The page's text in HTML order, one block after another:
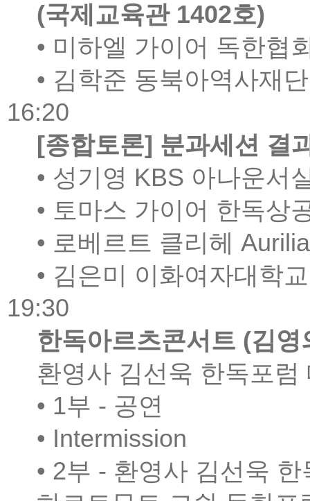
(국제교육관1402호)
• 미하엘 가이어 독한협
• 김학준 동북아역사재
16:20
[종합토론] 분과세션 결
• 성기영 KBS 아나운서
• 토마스 가이어 한독상
• 로베르트 클리헤
• 김은미 이화여자대학
19:30
한독아르츠콘서트 (김영
환영사 김선욱 한독포럼
• 1부 - 공연
• Intermission
• 2부 - 환영사 김선욱